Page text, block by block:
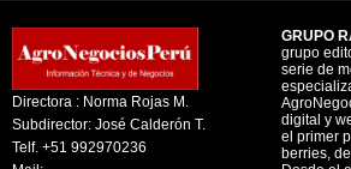
Directora : Norma Rojas M.
Subdirector: José Calderón T.
Telf. +51 992970236
GRUPO
grupo
serie de
digital y
el primer
berries,